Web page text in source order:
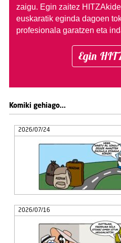
zaigu. Egin zaitez
euskaratik eginda dagoen
profesionala garatzen eta
Egin
Komiki gehiago...
2026/07/24
2026/07/16